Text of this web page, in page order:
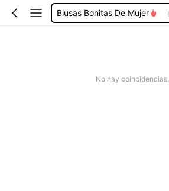
Blusas Bonitas De Mujer
No hay coincidencias.